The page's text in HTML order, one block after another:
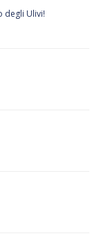
degli Ulivi!